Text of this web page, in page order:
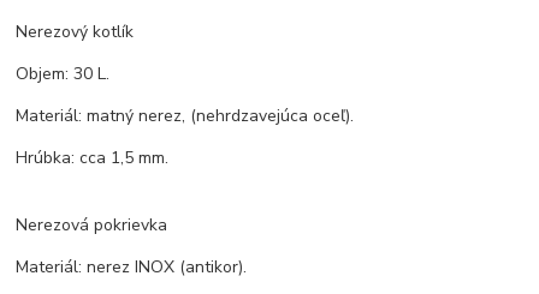
Nerezový kotlík
Objem: 30 L.
Materiál: matný nerez, (nehrdzavejúca oceľ).
Hrúbka: cca 1,5 mm.
Nerezová pokrievka
Materiál: nerez INOX (antikor).